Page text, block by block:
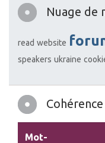
Nuage de
read website
speakers ukraine
Mot-